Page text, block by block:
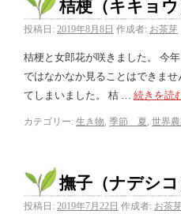
桔梗（キキョ
投稿日: 2019年8月8日 作成者: お茶芽
桔梗と女郎花が咲きました。 今
ではなかなか見ることはできま
てしまいました。 桔 … 続きを読
カテゴリー: 生き物, 季節 夏, 世界
撫子（ナデシコ
投稿日: 2019年7月22日 作成者: お茶